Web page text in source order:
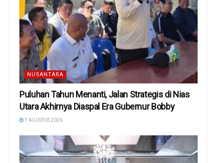
NUSANTARA
Puluhan Tahun Menanti, Jalan Strategis di Nias
Utara Akhirnya Diaspal Era Gubernur Bobby
7 AGUSTUS 2026